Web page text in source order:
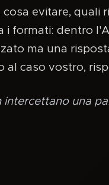
evitare, quali
i formati: dentro
ma una
caso vostro,
una